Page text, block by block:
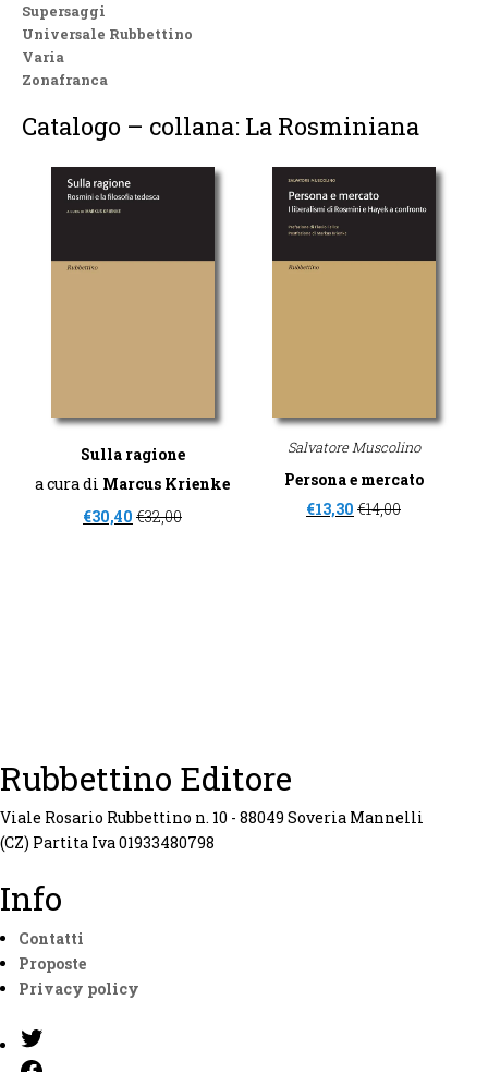
Supersaggi
Universale Rubbettino
Varia
Zonafranca
Catalogo – collana: La Rosminiana
Sulla ragione
a cura di Marcus Krienke
€30,40 €32,00
Salvatore Muscolino
Persona e mercato
€13,30 €14,00
Rubbettino Editore
Viale Rosario Rubbettino n. 10 - 88049 Soveria Mannelli
(CZ) Partita Iva 01933480798
Info
Contatti
Proposte
Privacy policy
Twitter